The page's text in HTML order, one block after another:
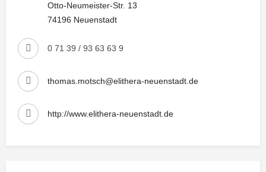
Otto-Neumeister-Str. 13
74196 Neuenstadt
0 71 39 / 93 63 63 9
thomas.motsch@elithera-neuenstadt.de
http://www.elithera-neuenstadt.de